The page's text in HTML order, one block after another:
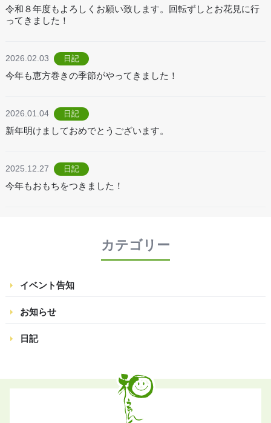
令和８年度もよろしくお願い致します。回転ずしとお花見に行
ってきました！
2026.02.03 日記
今年も恵方巻きの季節がやってきました！
2026.01.04 日記
新年明けましておめでとうございます。
2025.12.27 日記
今年もおもちをつきました！
カテゴリー
イベント告知
お知らせ
日記